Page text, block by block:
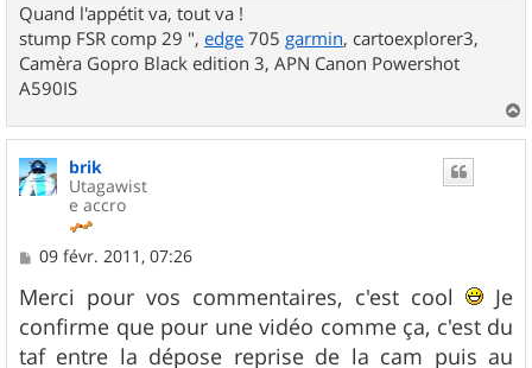
Quand l'appétit va, tout va !
stump FSR comp 29 ", edge 705 garmin, cartoexplorer3,
Camèra Gopro Black edition 3, APN Canon Powershot
A590IS
a
brik
Utagawist
e accro
M
s
s
a
g
09 févr. 2011, 07:26
Merci pour vos commentaires, c'est cool
Je
confirme que pour une vidéo comme ça, c'est du
taf entre la dépose reprise de la cam puis au